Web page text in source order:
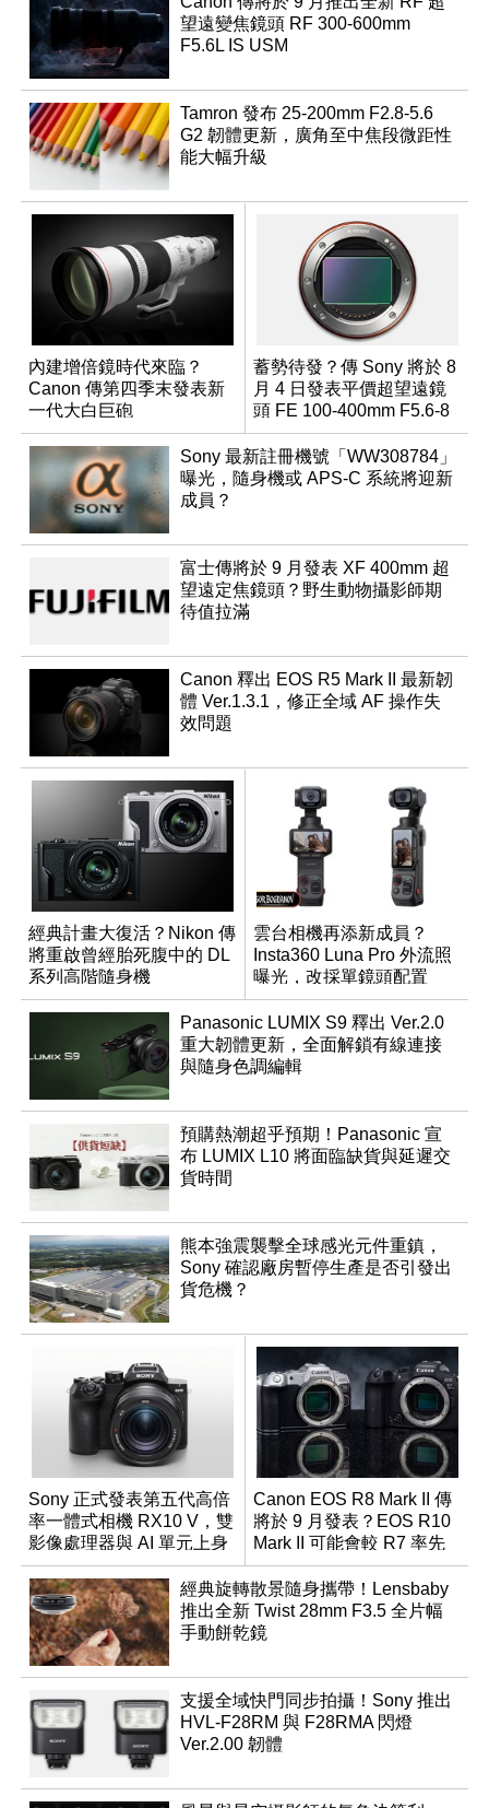
望遠變焦鏡頭 RF 300-600mm
F5.6L IS USM
Tamron 發布 25-200mm F2.8-5.6
G2 韌體更新，廣角至中焦段微距性
能大幅升級
內建增倍鏡時代來臨？
Canon 傳第四季末發表新
一代大白巨砲
蓄勢待發？傳 Sony 將於 8
月 4 日發表平價超望遠鏡
頭 FE 100-400mm F5.6-8
Sony 最新註冊機號「WW308784」
曝光，隨身機或 APS-C 系統將迎新
成員？
富士傳將於 9 月發表 XF 400mm 超
望遠定焦鏡頭？野生動物攝影師期
待值拉滿
Canon 釋出 EOS R5 Mark II 最新韌
體 Ver.1.3.1，修正全域 AF 操作失
效問題
經典計畫大復活？Nikon 傳
將重啟曾經胎死腹中的 DL
系列高階隨身機
雲台相機再添新成員？
Insta360 Luna Pro 外流照
曝光，改採單鏡頭配置
Panasonic LUMIX S9 釋出 Ver.2.0
重大韌體更新，全面解鎖有線連接
與隨身色調編輯
預購熱潮超乎預期！Panasonic 宣
布 LUMIX L10 將面臨缺貨與延遲交
貨時間
熊本強震襲擊全球感光元件重鎮，
Sony 確認廠房暫停生產是否引發出
貨危機？
Sony 正式發表第五代高倍
率一體式相機 RX10 V，雙
影像處理器與 AI 單元上身
Canon EOS R8 Mark II 傳
將於 9 月發表？EOS R10
Mark II 可能會較 R7 率先
推出
經典旋轉散景隨身攜帶！Lensbaby
推出全新 Twist 28mm F3.5 全片幅
手動餅乾鏡
支援全域快門同步拍攝！Sony 推出
HVL-F28RM 與 F28RMA 閃燈
Ver.2.00 韌體